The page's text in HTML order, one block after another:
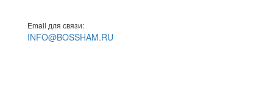
Email для связи:
INFO@BOSSHAM.RU